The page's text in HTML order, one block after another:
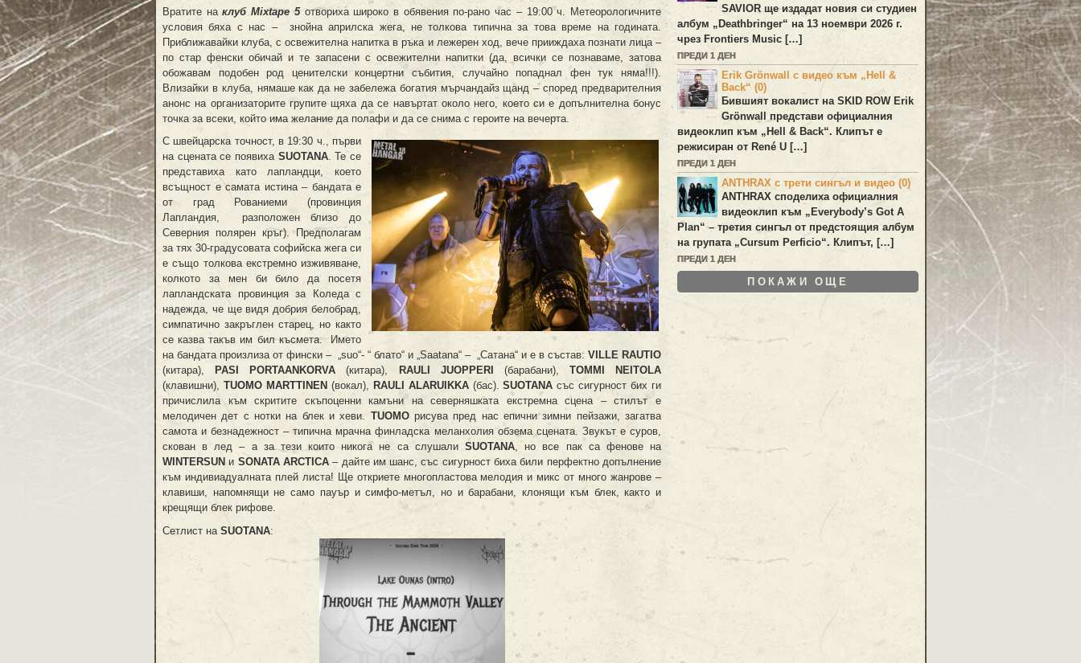
Вратите наклубMixtape 5 отвориха широко в обявения по-рано час – 19:00 ч. Метеорологичните
условия бяха с нас – знойна априлска жега, не толкова типична за това време на годината.
Приближавайки клуба, с освежителна напитка в ръка и лежерен ход, вече прииждаха познати лица –
по стар фенски обичай и те запасени с освежителни напитки (да, всички се познаваме, затова
обожавам подобен род ценителски концертни събития, случайно попаднал фен тук няма!!!).
Влизайки в клуба, нямаше как да не забележа богатия мърчандайз щанд – според предварителния
анонс на организаторите групите щяха да се навъртат около него, което си е допълнителна бонус
точка за всеки, който има желание да полафи и да се снима с героите на вечерта.
С швейцарска точност, в 19:30 ч., първи
на сцената се появиха SUOTANA. Те се
представиха като лапландци, което
всъщност е самата истина – бандата е
от град Рованиеми (провинция
Лапландия, разположен близо до
Северния полярен кръг). Предполагам
за тях 30-градусовата софийска жега си
е също толкова екстремно изживяване,
колкото за мен би било да посетя
лапландската провинция за Коледа с
надежда, че ще видя добрия белобрад,
симпатично закръглен старец, но както
се казва такъв им бил късмета. Името
на бандата произлиза от фински – „suo“- “ блато“ и „Saatana“ – „Сатана“ и е в състав: V ILLE RAUTIO
(китара),
PASI PORTAANKORVA (китара), RAULI JUOPPERI (барабани), TOMMI
NEITOLA
(клавишни), TUOMO MARTTINEN (вокал), RAULI ALARUIKKA(бас).SUOTANA със сигурност бих ги
причислила към скритите скъпоценни камъни на северняшката екстремна сцена – стилът е
мелодичен дет с нотки на блек и хеви. TUOMOрисува пред нас епични зимни пейзажи, загатва
самота и безнадежност – типична мрачна финладска меланхолия обзема сцената. Звукът е суров,
скован в лед – а за тези които никога не са слушали SUOTANA, но все пак са фенове на
WINTERSUN и SONATA ARCTICA– дайте им шанс, със сигурност биха били перфектно допълнение
към индивиадуалната плей листа! Ще откриете многопластова мелодия и микс от много жанрове –
клавиши, напомнящи не само пауър и симфо-метъл, но и барабани, клонящи към блек, както и
крещящи блек рифове.
Сетлист на SUOTANA:
SAVIOR ще издадат новия си студиен
албум „ Deathbringer“ на 13 ноември 2026 г.
чрез Frontiers Music […]
ПРЕДИ 1 ДЕН
Erik Grönwall с видео към „Hell &
Back“ (0)
Бившият вокалист на SKID ROW Erik
Grönwall
представи официалния
видеоклип към „Hell & Back“. Клипът е
режисиран от René U […]
ПРЕДИ 1 ДЕН
ANTHRAX с трети сингъл и видео (0)
ANTHRAX споделиха официалния
видеоклип към „ Everybody’s Got A
Plan“ – третия сингъл от предстоящия албум
на групата „Cursum Perficio“. Клипът, […]
ПРЕДИ 1 ДЕН
ПОКАЖИ ОЩЕ